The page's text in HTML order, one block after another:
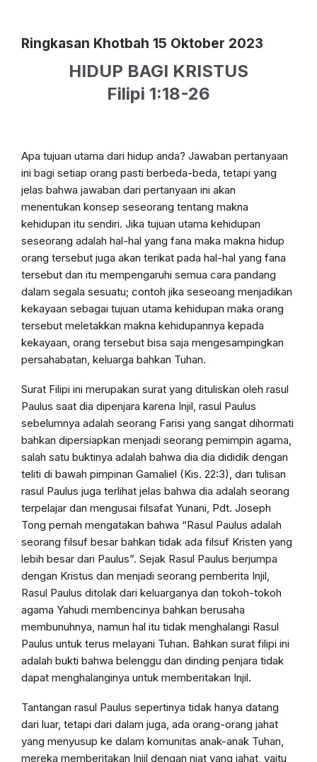
Ringkasan Khotbah 15 Oktober 2023
HIDUP BAGI KRISTUS
Filipi 1:18-26
Apa tujuan utama dari hidup anda? Jawaban pertanyaan
ini bagi setiap orang pasti berbeda-beda, tetapi yang
jelas bahwa jawaban dari pertanyaan ini akan
menentukan konsep seseorang tentang makna
kehidupan itu sendiri. Jika tujuan utama kehidupan
seseorang adalah hal-hal yang fana maka makna hidup
orang tersebut juga akan terikat pada hal-hal yang fana
tersebut dan itu mempengaruhi semua cara pandang
dalam segala sesuatu; contoh jika seseoang menjadikan
kekayaan sebagai tujuan utama kehidupan maka orang
tersebut meletakkan makna kehidupannya kepada
kekayaan, orang tersebut bisa saja mengesampingkan
persahabatan, keluarga bahkan Tuhan.
Surat Filipi ini merupakan surat yang dituliskan oleh rasul
Paulus saat dia dipenjara karena Injil, rasul Paulus
sebelumnya adalah seorang Farisi yang sangat dihormati
bahkan dipersiapkan menjadi seorang pemimpin agama,
salah satu buktinya adalah bahwa dia dia dididik dengan
teliti di bawah pimpinan Gamaliel (Kis. 22:3), dari tulisan
rasul Paulus juga terlihat jelas bahwa dia adalah seorang
terpelajar dan mengusai filsafat Yunani, Pdt. Joseph
Tong pernah mengatakan bahwa “Rasul Paulus adalah
seorang filsuf besar bahkan tidak ada filsuf Kristen yang
lebih besar dari Paulus”. Sejak Rasul Paulus berjumpa
dengan Kristus dan menjadi seorang pemberita Injil,
Rasul Paulus ditolak dari keluarganya dan tokoh-tokoh
agama Yahudi membencinya bahkan berusaha
membunuhnya, namun hal itu tidak menghalangi Rasul
Paulus untuk terus melayani Tuhan. Bahkan surat filipi ini
adalah bukti bahwa belenggu dan dinding penjara tidak
dapat menghalanginya untuk memberitakan Injil.
Tantangan rasul Paulus sepertinya tidak hanya datang
dari luar, tetapi dari dalam juga, ada orang-orang jahat
yang menyusup ke dalam komunitas anak-anak Tuhan,
mereka memberitakan Injil dengan niat yang jahat, yaitu